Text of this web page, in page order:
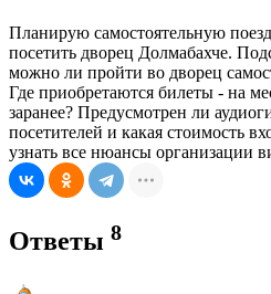
Планирую самостоятельную
посетить дворец Долмабахче.
можно ли пройти во дворец
Где приобретаются билеты - на
заранее? Предусмотрен ли
посетителей и какая стоимость
узнать все нюансы организации
Ответы 8